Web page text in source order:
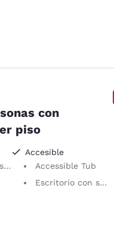
con
piso
Accesible
Accessible Tub
Escritorio con silla ergonómica